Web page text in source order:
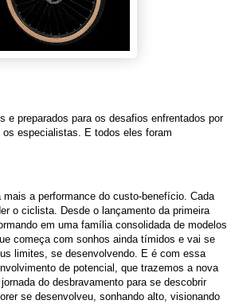
preparados para os desafios enfrentados por
especialistas. E todos eles foram
a performance do custo-benefício. Cada
o ciclista. Desde o lançamento da primeira
em uma família consolidada de modelos
começa com sonhos ainda tímidos e vai se
limites, se desenvolvendo. E é com essa
de potencial, que trazemos a nova
do desbravamento para se descobrir
se desenvolveu, sonhando alto, visionando